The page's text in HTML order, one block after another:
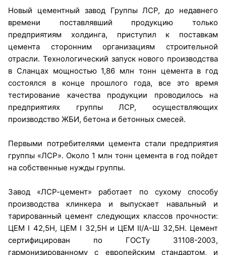
Новый цементный завод Группы ЛСР, до недавнего
времени поставлявший продукцию только
предприятиям холдинга, приступил к поставкам
цемента сторонним организациям строительной
отрасли. Технологический запуск нового производства
в Сланцах мощностью 1,86 млн тонн цемента в год
состоялся в конце прошлого года, все это время
тестирование качества продукции проводилось на
предприятиях группы ЛСР, осуществляющих
производство ЖБИ, бетона и бетонных смесей.
Первыми потребителями цемента стали предприятия
группы «ЛСР». Около 1 млн тонн цемента в год пойдет
на собственные нужды группы.
Завод «ЛСР-цемент» работает по сухому способу
производства клинкера и выпускает навальный и
тарированный цемент следующих классов прочности:
ЦЕМ I 42,5Н, ЦЕМ I 32,5Н и ЦЕМ II/А-Ш 32,5Н. Цемент
сертифицирован по ГОСТу 31108-2003,
гармонизированному с европейским стандартом, и